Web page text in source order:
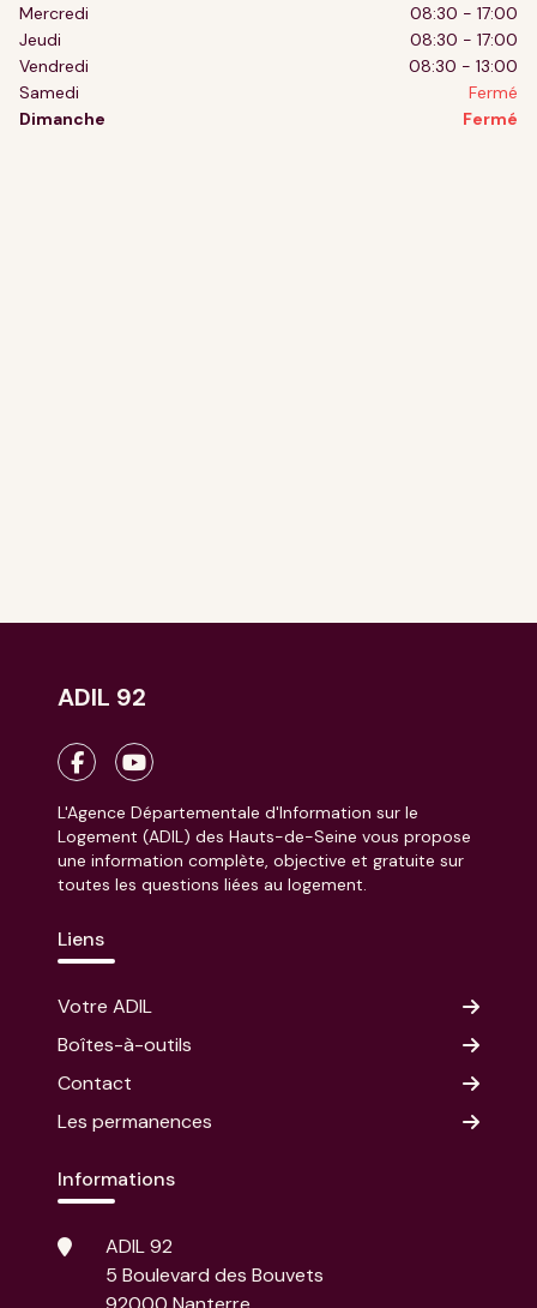
Mercredi
08:30 - 17:00
Jeudi
08:30 - 17:00
Vendredi
08:30 - 13:00
Samedi
Fermé
Dimanche
Fermé
ADIL 92
L'Agence Départementale d'Information sur le
Logement (ADIL) des Hauts-de-Seine vous propose
une information complète, objective et gratuite sur
toutes les questions liées au logement.
Liens
Votre ADIL
Boîtes-à-outils
Contact
Les permanences
Informations
ADIL 92
5 Boulevard des Bouvets